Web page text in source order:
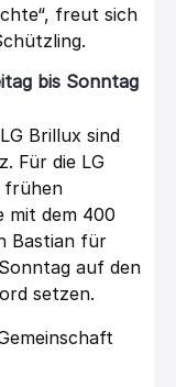
freut sich
bis Sonntag
Brillux sind
Für die LG
frühen
mit dem 400
Bastian für
auf den
setzen.